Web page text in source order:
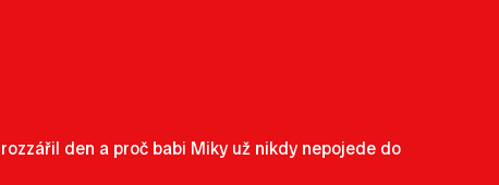
den a proč babi Miky už nikdy nepojede do